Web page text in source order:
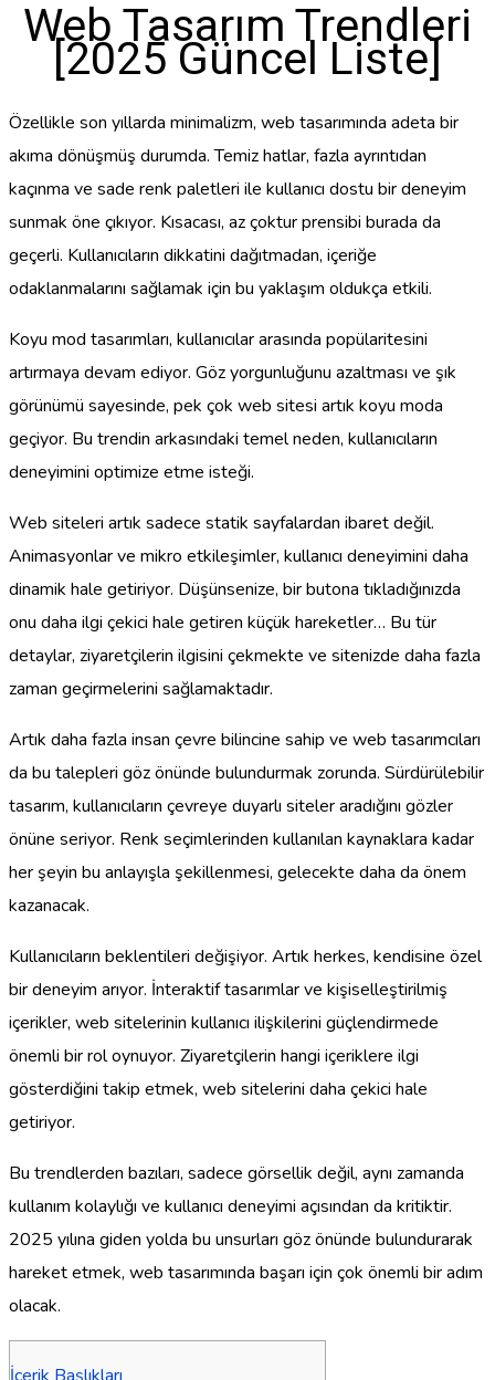
Web Tasarım Trendleri
[2025 Güncel Liste]
Özellikle son yıllarda minimalizm, web tasarımında adeta bir
akıma dönüşmüş durumda. Temiz hatlar, fazla ayrıntıdan
kaçınma ve sade renk paletleri ile kullanıcı dostu bir deneyim
sunmak öne çıkıyor. Kısacası, az çoktur prensibi burada da
geçerli. Kullanıcıların dikkatini dağıtmadan, içeriğe
odaklanmalarını sağlamak için bu yaklaşım oldukça etkili.
Koyu mod tasarımları, kullanıcılar arasında popülaritesini
artırmaya devam ediyor. Göz yorgunluğunu azaltması ve şık
görünümü sayesinde, pek çok web sitesi artık koyu moda
geçiyor. Bu trendin arkasındaki temel neden, kullanıcıların
deneyimini optimize etme isteği.
Web siteleri artık sadece statik sayfalardan ibaret değil.
Animasyonlar ve mikro etkileşimler, kullanıcı deneyimini daha
dinamik hale getiriyor. Düşünsenize, bir butona tıkladığınızda
onu daha ilgi çekici hale getiren küçük hareketler… Bu tür
detaylar, ziyaretçilerin ilgisini çekmekte ve sitenizde daha fazla
zaman geçirmelerini sağlamaktadır.
Artık daha fazla insan çevre bilincine sahip ve web tasarımcıları
da bu talepleri göz önünde bulundurmak zorunda. Sürdürülebilir
tasarım, kullanıcıların çevreye duyarlı siteler aradığını gözler
önüne seriyor. Renk seçimlerinden kullanılan kaynaklara kadar
her şeyin bu anlayışla şekillenmesi, gelecekte daha da önem
kazanacak.
Kullanıcıların beklentileri değişiyor. Artık herkes, kendisine özel
bir deneyim arıyor. İnteraktif tasarımlar ve kişiselleştirilmiş
içerikler, web sitelerinin kullanıcı ilişkilerini güçlendirmede
önemli bir rol oynuyor. Ziyaretçilerin hangi içeriklere ilgi
gösterdiğini takip etmek, web sitelerini daha çekici hale
getiriyor.
Bu trendlerden bazıları, sadece görsellik değil, aynı zamanda
kullanım kolaylığı ve kullanıcı deneyimi açısından da kritiktir.
2025 yılına giden yolda bu unsurları göz önünde bulundurarak
hareket etmek, web tasarımında başarı için çok önemli bir adım
olacak.